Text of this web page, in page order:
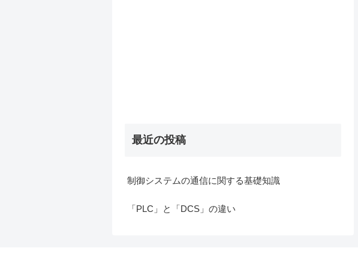
最近の投稿
制御システムの通信に関する基礎知識
「PLC」と「DCS」の違い